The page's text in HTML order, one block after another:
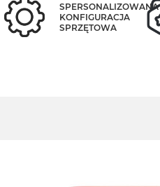
SPERSONALIZOWANA
KONFIGURACJA
SPRZĘTOWA